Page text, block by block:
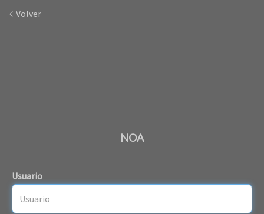
Volver
NOA
Usuario